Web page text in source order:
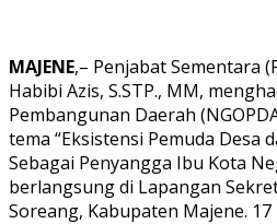
MAJENE,– Penjabat Sementara
Habibi Azis, S.STP., MM,
Pembangunan Daerah
tema “Eksistensi Pemuda Desa
Sebagai Penyangga Ibu Kota
berlangsung di Lapangan
Soreang, Kabupaten Majene.